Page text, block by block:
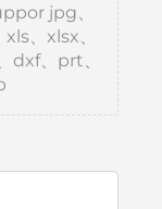
jpg、
、xlsx、
dxf、prt、